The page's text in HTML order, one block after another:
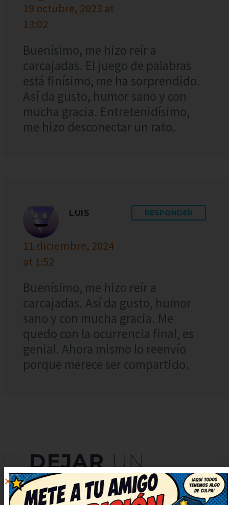
19 octubre, 2023 at
13:02
Buenísimo, me hizo reír a
carcajadas. El juego de palabras
está finísimo, me ha sorprendido.
Así da gusto, humor sano y con
mucha gracia. Entretenidísimo,
me hizo desconectar un rato.
LUIS
11 diciembre, 2024
at 1:52
RESPONDER
Buenísimo, me hizo reír a
carcajadas. Así da gusto, humor
sano y con mucha gracia. Me
quedo con la ocurrencia final, es
genial. Ahora mismo lo reenvío
porque merece ser compartido.
DEJARUN
COMENTARIO